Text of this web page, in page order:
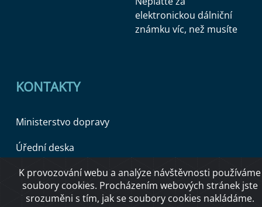
elektronickou dálniční
známku víc, než musíte
KONTAKTY
Ministerstvo dopravy
Úřední deska
Copyright © 2026 Ministerstvo dopravy ČR
K provozování webu a analýze návštěvnosti používáme
soubory cookies. Procházením webových stránek jste
srozuměni s tím, jak se soubory cookies nakládáme.